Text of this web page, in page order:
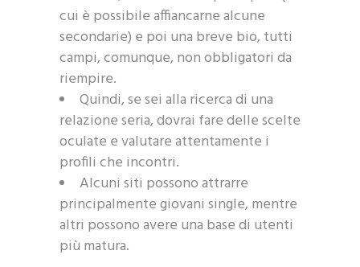
cui è possibile affiancarne alcune
secondarie) e poi una breve bio, tutti
campi, comunque, non obbligatori da
riempire.
Quindi, se sei alla ricerca di una
relazione seria, dovrai fare delle scelte
oculate e valutare attentamente i
profili che incontri.
Alcuni siti possono attrarre
principalmente giovani single, mentre
altri possono avere una base di utenti
più matura.